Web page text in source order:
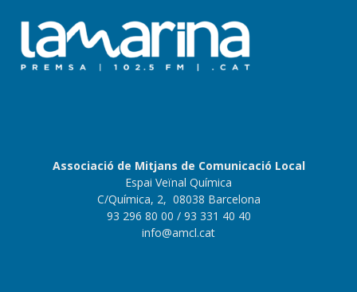
Associació de Mitjans de Comunicació Local
Espai Veïnal Química
C/Química, 2, 08038 Barcelona
93 296 80 00 / 93 331 40 40
info@amcl.cat